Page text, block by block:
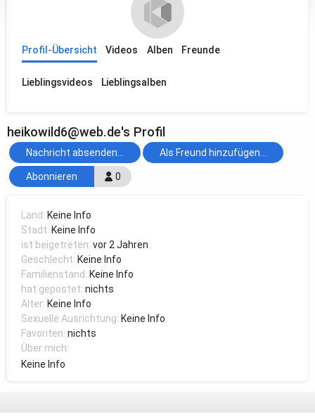
Profil-Übersicht Videos Alben Freunde
Lieblingsvideos Lieblingsalben
heikowild6@web.de's Profil
0
Abonnieren
Nachricht absenden... Als Freund hinzufügen...
Land: Keine Info
Stadt: Keine Info
ist beigetreten:vor 2 Jahren
Geschlecht: Keine Info
Familienstand: Keine Info
hat gepostet:nichts
Alter: Keine Info
Sexuelle Ausrichtung: Keine Info
Favoriten:nichts
Über mich:
Keine Info